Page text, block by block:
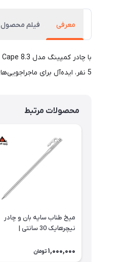
معرفی فیلم محصول
5 نفر، ایده‌آل برای ماجراجویی‌های شماست. فرصت را از دست ندهید و راحتی و امنیت را با این چادر تجربه کنید!
محصولات مرتبط
میخ طناب سایه بان و چادر
نیچرهایک 30 سانتی |
1,000,000 تومان